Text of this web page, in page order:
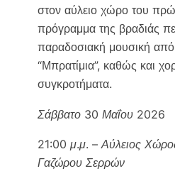
στον αύλειο χώρο του
πρόγραμμα της βραδιάς
παραδοσιακή μουσική
“Μπρατίμια”, καθώς και
συγκροτήματα.
Σάββατο 30 Μαΐου 2026
21:00 μ.μ. – Αύλειος
Γαζώρου Σερρών